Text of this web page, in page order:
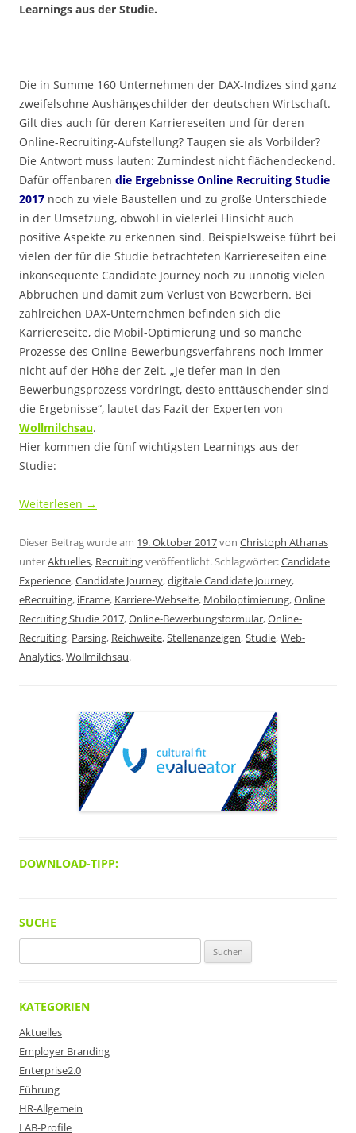
Learnings aus der Studie.
Die in Summe 160 Unternehmen der DAX-Indizes sind ganz
zweifelsohne Aushängeschilder der deutschen Wirtschaft.
Gilt dies auch für deren Karriereseiten und für deren
Online-Recruiting-Aufstellung? Taugen sie als Vorbilder?
Die Antwort muss lauten: Zumindest nicht flächendeckend.
Dafür offenbaren die Ergebnisse Online Recruiting Studie
2017 noch zu viele Baustellen und zu große Unterschiede
in der Umsetzung, obwohl in vielerlei Hinsicht auch
positive Aspekte zu erkennen sind. Beispielsweise führt bei
vielen der für die Studie betrachteten Karriereseiten eine
inkonsequente Candidate Journey noch zu unnötig vielen
Abbrüchen und damit zum Verlust von Bewerbern. Bei
zahlreichen DAX-Unternehmen befinden sich die
Karriereseite, die Mobil-Optimierung und so manche
Prozesse des Online-Bewerbungsverfahrens noch immer
nicht auf der Höhe der Zeit. „Je tiefer man in den
Bewerbungsprozess vordringt, desto enttäuschender sind
die Ergebnisse“, lautet das Fazit der Experten von
Wollmilchsau.
Hier kommen die fünf wichtigsten Learnings aus der
Studie:
Weiterlesen →
Dieser Beitrag wurde am 19. Oktober 2017von Christoph Athanas
unterAktuelles, Recruitingveröffentlicht. Schlagwörter:Candidate
Experience,Candidate Journey,digitale Candidate Journey,
eRecruiting, iFrame, Karriere-Webseite, Mobiloptimierung,Online
Recruiting Studie 2017,Online-Bewerbungsformular,Online-
Recruiting, Parsing, Reichweite,Stellenanzeigen,Studie,Web-
Analytics,Wollmilchsau.
DOWNLOAD-TIPP:
SUCHE
nach:
KATEGORIEN
Aktuelles
Employer Branding
Enterprise2.0
Führung
HR-Allgemein
LAB-Profile